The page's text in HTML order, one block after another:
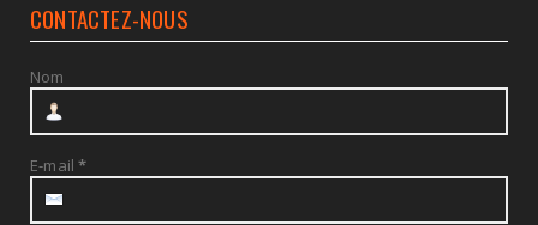
CONTACTEZ-NOUS
Nom
E-mail*